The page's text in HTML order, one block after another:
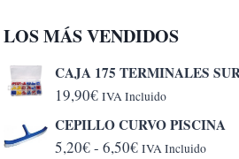
LOS MÁS VENDIDOS
CAJA 175 TERMINALES
19,90€ IVA Incluido
CEPILLO CURVO PISCINA
5,20€- 6,50€Rango
IVA Incluido